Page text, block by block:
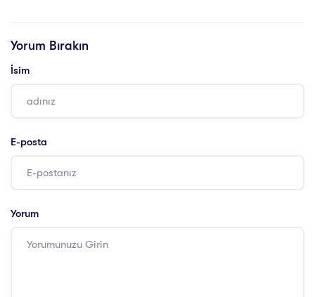
Yorum Bırakın
İsim
E-posta
Yorum